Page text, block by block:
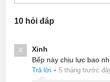
10 hỏi đáp
X
Xinh
Bếp này chịu lực bao
Trả lời • 5 tháng trước